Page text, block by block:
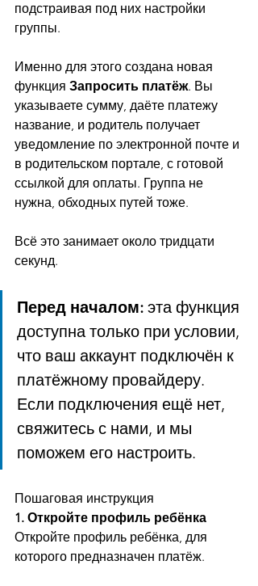
подстраивая под них настройки
группы.
Именно для этого создана новая
функция Запросить платёж. Вы
указываете сумму, даёте платежу
название, и родитель получает
уведомление по электронной почте и
в родительском портале, с готовой
ссылкой для оплаты. Группа не
нужна, обходных путей тоже.
Всё это занимает около тридцати
секунд.
Перед началом: эта функция
доступна только при условии,
что ваш аккаунт подключён к
платёжному провайдеру.
Если подключения ещё нет,
свяжитесь с нами, и мы
поможем его настроить.
Пошаговая инструкция
1. Откройте профиль ребёнка
Откройте профиль ребёнка, для
которого предназначен платёж.